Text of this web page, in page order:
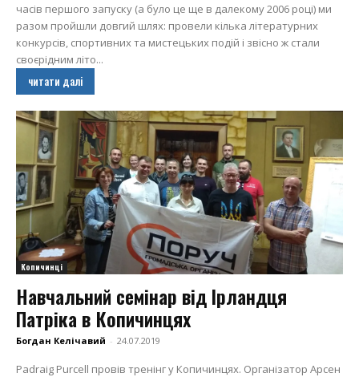
часів першого запуску (а було це ще в далекому 2006 році) ми
разом пройшли довгий шлях: провели кілька літературних
конкурсів, спортивних та мистецьких подій і звісно ж стали
своєрідним літо...
читати далі
Копичинці
Навчальний семінар від Ірландця
Патріка в Копичинцях
Богдан Келічавий - 24.07.2019
Padraig Purcell провів тренінг у Копичинцях. Організатор Арсен